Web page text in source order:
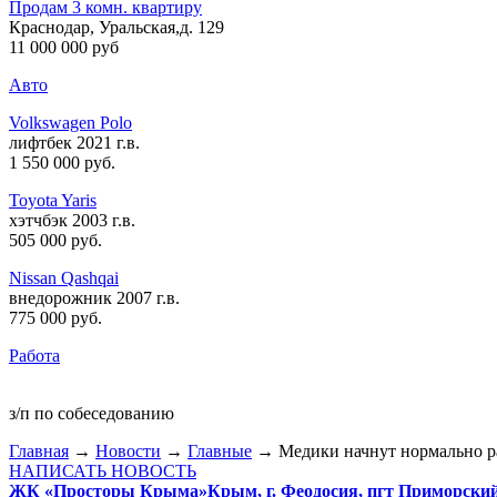
Продам 3 комн. квартиру
Краснодар, Уральская,д. 129
11 000 000 руб
Авто
Volkswagen Polo
лифтбек 2021 г.в.
1 550 000 руб.
Toyota Yaris
хэтчбэк 2003 г.в.
505 000 руб.
Nissan Qashqai
внедорожник 2007 г.в.
775 000 руб.
Работа
з/п по собеседованию
Главная → Новости → Главные → Медики начнут нормально
НАПИСАТЬ НОВОСТЬ
ЖК «Просторы Крыма»Крым, г. Феодосия, пгт